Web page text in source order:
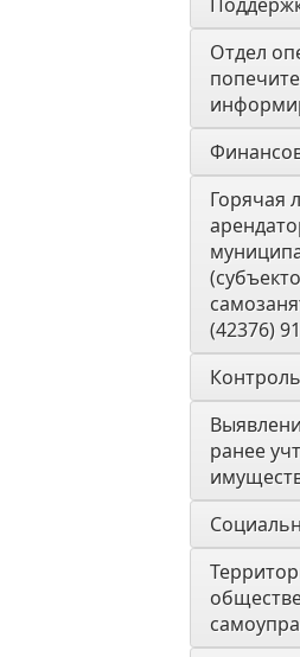
Отдел
Горячая
(42376)
ранее